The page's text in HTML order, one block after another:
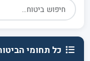
כל תחומי